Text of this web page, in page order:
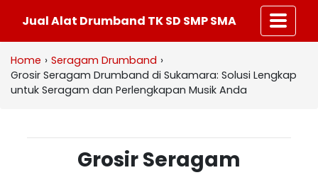
Jual Alat Drumband TK SD SMP SMA
Home › Seragam Drumband ›
Grosir Seragam Drumband di Sukamara: Solusi Lengkap
untuk Seragam dan Perlengkapan Musik Anda
Grosir Seragam